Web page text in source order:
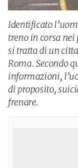
Identificato
treno in corsa nei
si tratta di un
Roma. Secondo
informazioni,
di proposito,
frenare.